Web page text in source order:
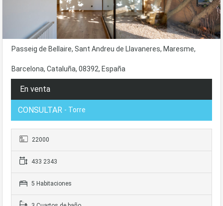
Passeig de Bellaire, Sant Andreu de Llavaneres, Maresme,
Barcelona, Cataluña, 08392, España
En venta
CONSULTAR - Torre
22000
433 2343
5 Habitaciones